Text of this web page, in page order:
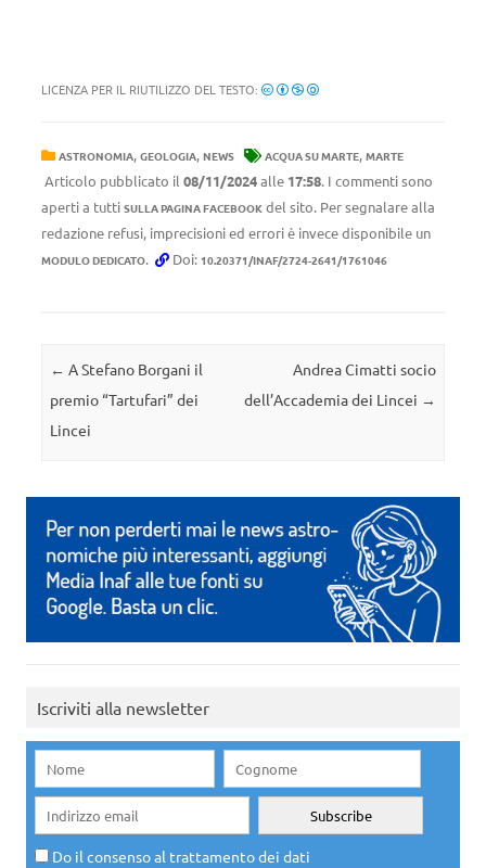
LICENZA PER IL RIUTILIZZO DEL TESTO:
ASTRONOMIA, GEOLOGIA, NEWS ACQUA SU MARTE, MARTE
Articolo pubblicato il 08/11/2024alle 17:58. I commenti sono
aperti a tutti SULLA PAGINA FACEBOOK del sito. Per segnalare alla
redazione refusi, imprecisioni ed errori è invece disponibile un
MODULO DEDICATO. Doi: 10.20371/INAF/2724-2641/1761046
Navigazione articolo
← A Stefano Borgani il
premio “Tartufari” dei
Lincei
Andrea Cimatti socio
dell’Accademia dei Lincei →
Iscriviti alla newsletter
Do il consenso al trattamento dei dati